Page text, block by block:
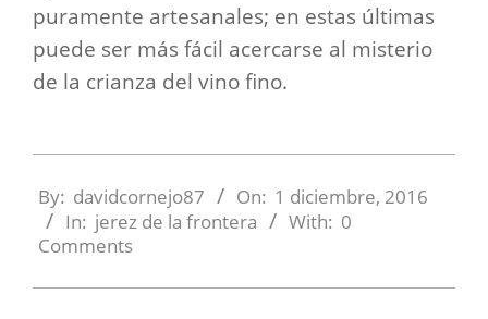
puramente artesanales; en estas últimas
puede ser más fácil acercarse al misterio
de la crianza del vino fino.
12-
01
By: davidcornejo87 On: 1 diciembre, 2016
In: jerez de la frontera With: 0
Comments